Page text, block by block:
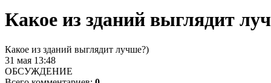
Какое из зданий выглядит
Какое из зданий выглядит лучше?)
31 мая 13:48
ОБСУЖДЕНИЕ